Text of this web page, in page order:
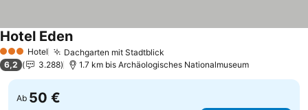
3 SterneHotel Dachgarten mit Stadtblick
Hotel Eden
6,2 3.288 1.7 km bis Archäologisches Nationalmuseum
Ab 50 €